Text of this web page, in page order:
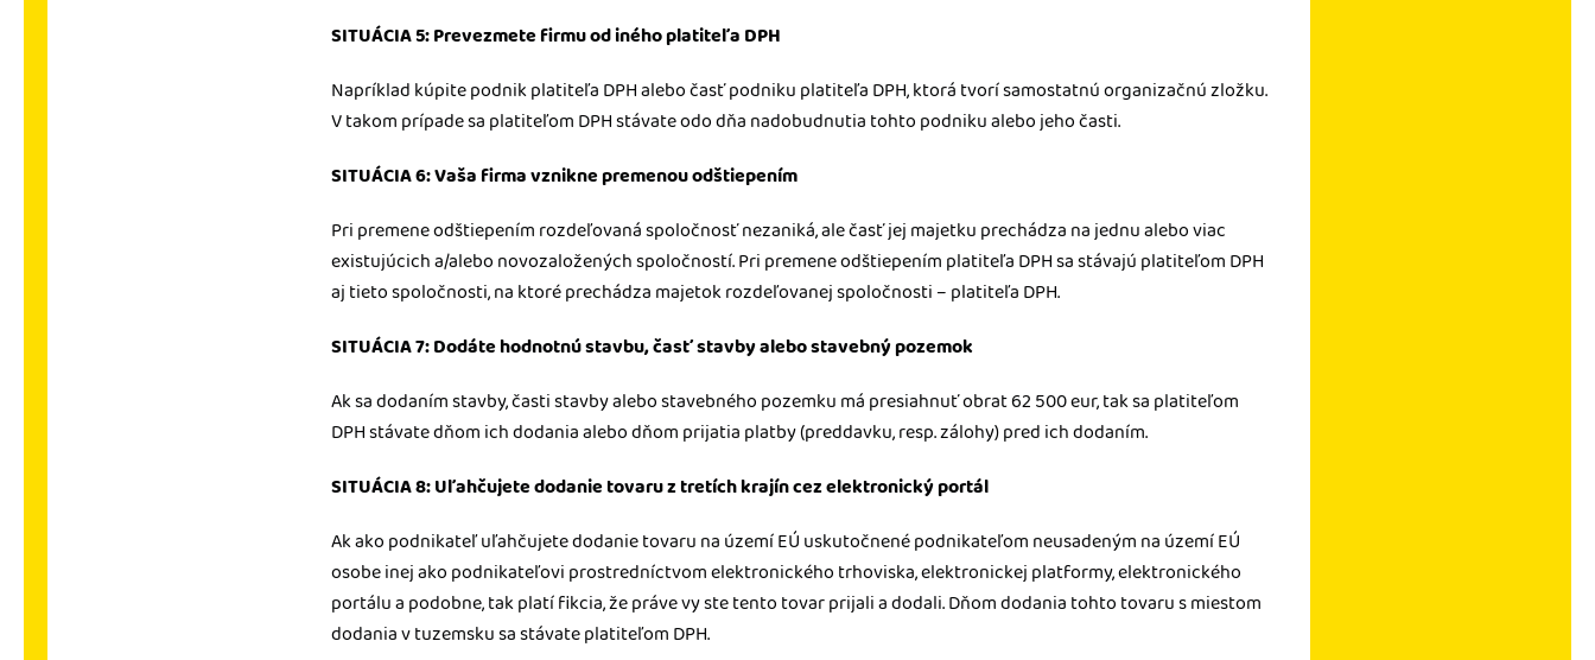
SITUÁCIA 5: Prevezmete firmu od iného platiteľa DPH
Napríklad kúpite podnik platiteľa DPH alebo časť podniku platiteľa DPH, ktorá tvorí samostatnú organizačnú zložku.
V takom prípade sa platiteľom DPH stávate odo dňa nadobudnutia tohto podniku alebo jeho časti.
SITUÁCIA 6: Vaša firma vznikne premenou odštiepením
Pri premene odštiepením rozdeľovaná spoločnosť nezaniká, ale časť jej majetku prechádza na jednu alebo viac
existujúcich a/alebo novozaložených spoločností. Pri premene odštiepením platiteľa DPH sa stávajú platiteľom DPH
aj tieto spoločnosti, na ktoré prechádza majetok rozdeľovanej spoločnosti – platiteľa DPH.
SITUÁCIA 7: Dodáte hodnotnú stavbu, časť stavby alebo stavebný pozemok
Ak sa dodaním stavby, časti stavby alebo stavebného pozemku má presiahnuť obrat 62 500 eur, tak sa platiteľom
DPH stávate dňom ich dodania alebo dňom prijatia platby (preddavku, resp. zálohy) pred ich dodaním.
SITUÁCIA 8: Uľahčujete dodanie tovaru z tretích krajín cez elektronický portál
Ak ako podnikateľ uľahčujete dodanie tovaru na území EÚ uskutočnené podnikateľom neusadeným na území EÚ
osobe inej ako podnikateľovi prostredníctvom elektronického trhoviska, elektronickej platformy, elektronického
portálu a podobne, tak platí fikcia, že práve vy ste tento tovar prijali a dodali. Dňom dodania tohto tovaru s miestom
dodania v tuzemsku sa stávate platiteľom DPH.